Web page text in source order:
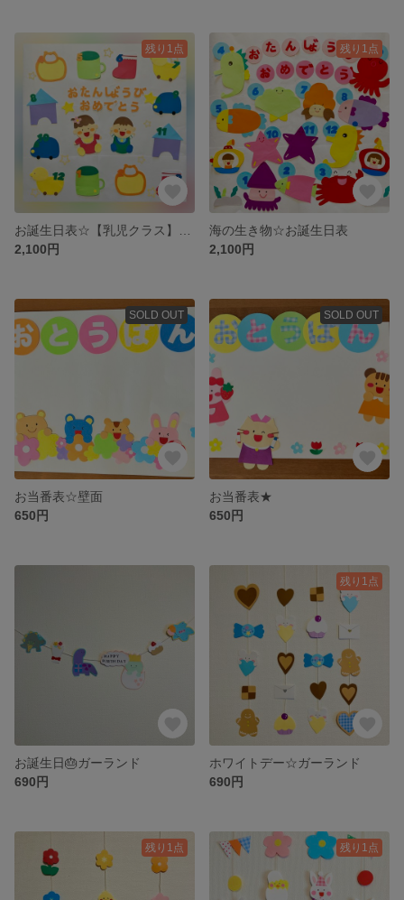
残り1点
2,100円
残り1点
海の生き物☆お誕生日表
2,100円
SOLD OUT
お当番表☆壁面
650円
SOLD OUT
お当番表★
650円
お誕生日🎂ガーランド
690円
残り1点
ホワイトデー☆ガーランド
690円
残り1点 残り1点